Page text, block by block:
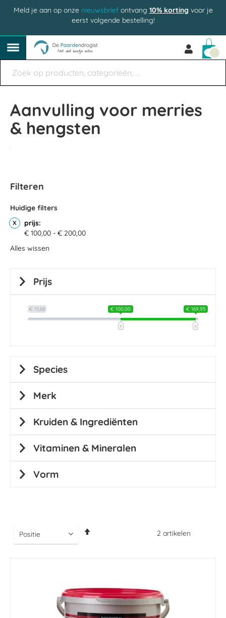
Meld je aan op onze nieuwsbriefontvang 10% korting voor je
eerst volgende bestelling!
Aanvulling voor merries
& hengsten
2 artikelen
Filteren
Huidige filters
prijs
€ 100,00 - € 200,00
Alles wissen
Prijs
€ 15,68 € 100,00 € 169,95
Species
Merk
Kruiden & Ingrediënten
Vitaminen & Mineralen
Vorm